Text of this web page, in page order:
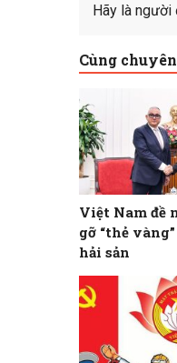
Hãy là người
Cùng
Việt Nam đề
gỡ “thẻ
hải sản